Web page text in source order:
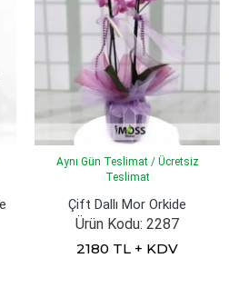
Aynı Gün Teslimat / Ücretsiz
Teslimat
Çift Dallı Mor Orkide
Ürün Kodu: 2287
2180 TL + KDV